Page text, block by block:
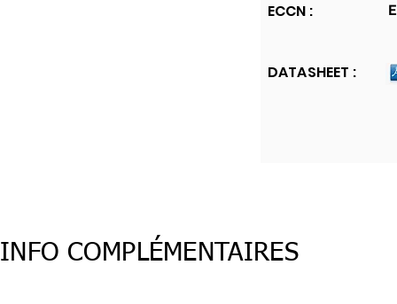
ECCN :
DATASHEET :
INFO COMPLÉMENTAIRES